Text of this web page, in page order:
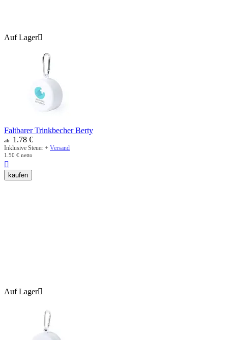
Auf Lager
Faltbarer Trinkbecher Berty
ab 1.78 €
Inklusive Steuer + Versand
1.50 € netto

kaufen
Auf Lager